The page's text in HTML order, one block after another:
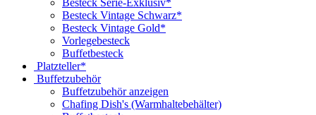
Besteck Vintage Schwarz*
Besteck Vintage Gold*
Vorlegebesteck
Buffetbesteck
Platzteller*
Buffetzubehör
Buffetzubehör anzeigen
Chafing Dish's (Warmhaltebehälter)